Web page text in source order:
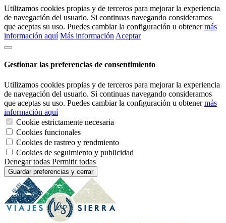
Utilizamos cookies propias y de terceros para mejorar la experiencia
de navegación del usuario. Si continuas navegando consideramos
que aceptas su uso. Puedes cambiar la configuración u obtenermás
información aquí Más información Aceptar
Gestionar las preferencias de consentimiento
Utilizamos cookies propias y de terceros para mejorar la experiencia
de navegación del usuario. Si continuas navegando consideramos
que aceptas su uso. Puedes cambiar la configuración u obtenermás
información aquí
Cookie estrictamente necesaria
Cookies funcionales
Cookies de rastreo y rendmiento
Cookies de seguimiento y publicidad
Denegar todas Permitir todas
Guardar preferencias y cerrar